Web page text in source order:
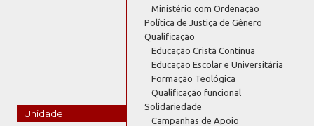
Unidade
Ministério com Ordenação
Política de Justiça de Gênero
Qualificação
Educação Cristã Contínua
Educação Escolar e Universitária
Formação Teológica
Qualificação funcional
Solidariedade
Campanhas de Apoio